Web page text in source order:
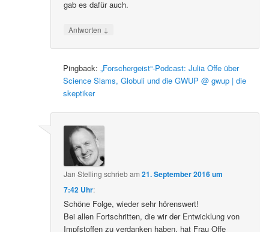
gab es dafür auch.
Antworten ↓
Pingback:„Forschergeist“-Podcast: Julia Offe über
Science Slams, Globuli und die GWUP @ gwup | die
skeptiker
Jan Stelling schriebam21. September 2016 um
7:42 Uhr:
Schöne Folge, wieder sehr hörenswert!
Bei allen Fortschritten, die wir der Entwicklung von
Impfstoffen zu verdanken haben, hat Frau Offe